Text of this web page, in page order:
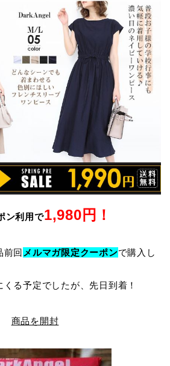
ン利用で1,980円！
前回 メルマガ限定クーポンで購入し
る予定でしたが、先日到着！
商品を開封